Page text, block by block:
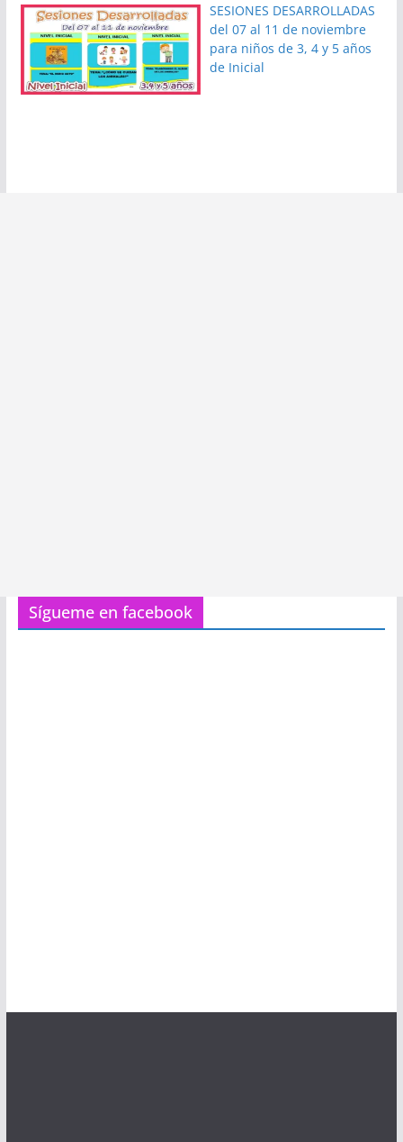
SESIONES DESARROLLADAS
del 07 al 11 de noviembre
para niños de 3, 4 y 5 años
de Inicial
Sígueme en facebook